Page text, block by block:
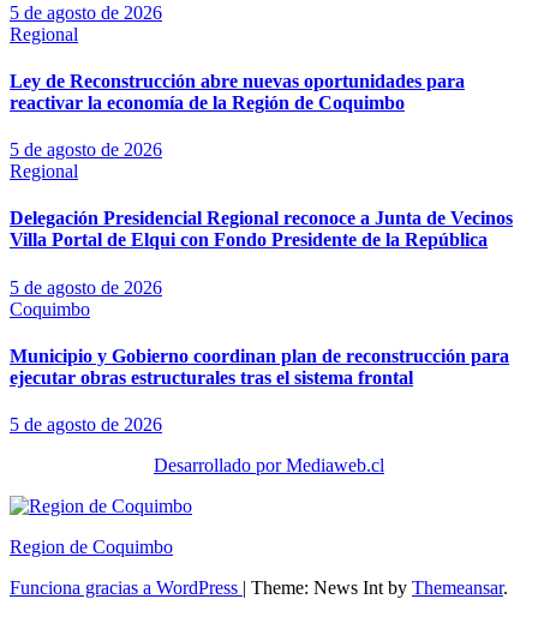
5 de agosto de 2026
Regional
Ley de Reconstrucción abre nuevas oportunidades para
reactivar la economía de la Región de Coquimbo
5 de agosto de 2026
Regional
Delegación Presidencial Regional reconoce a Junta de Vecinos
Villa Portal de Elqui con Fondo Presidente de la República
5 de agosto de 2026
Coquimbo
Municipio y Gobierno coordinan plan de reconstrucción para
ejecutar obras estructurales tras el sistema frontal
5 de agosto de 2026
Desarrollado por Mediaweb.cl
Region de Coquimbo
Funciona gracias a WordPress | Theme: News Int by Themeansar.